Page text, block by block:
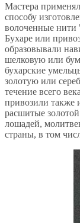
Мастера
способу
волоченные
Бухаре или
образовывали
шелковую или
бухарские
золотую или
течение всего
привозили также
расшитые
лошадей,
страны, в том